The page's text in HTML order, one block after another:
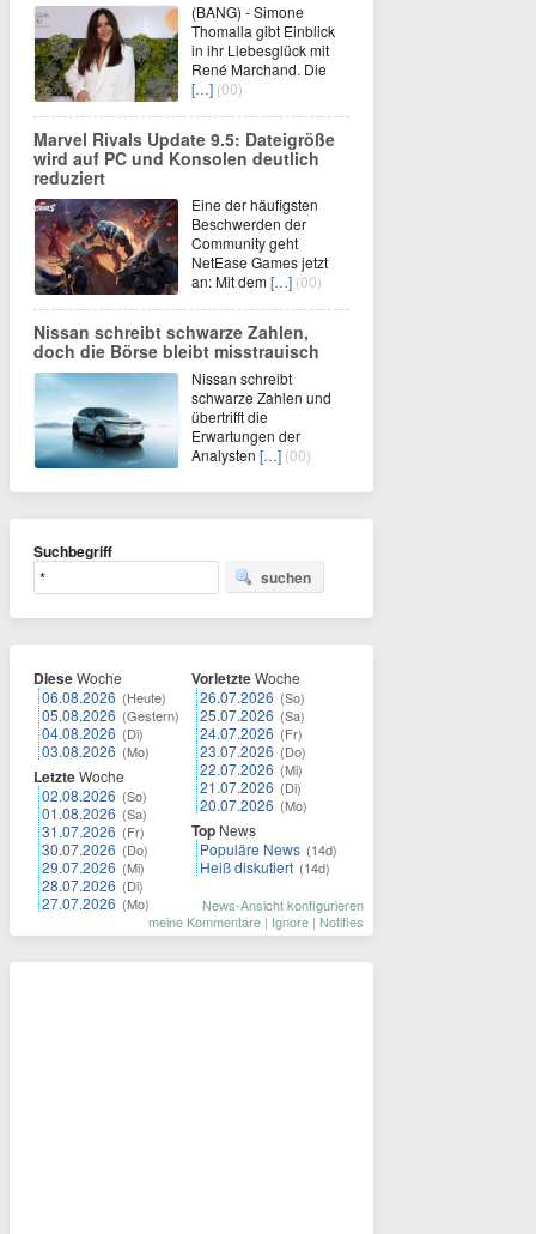
(BANG) - Simone
Thomalla gibt Einblick
in ihr Liebesglück mit
René Marchand. Die
[…] (00)
Marvel Rivals Update 9.5: Dateigröße
wird auf PC und Konsolen deutlich
reduziert
Eine der häufigsten
Beschwerden der
Community geht
NetEase Games jetzt
an: Mit dem[…] (00)
Nissan schreibt schwarze Zahlen,
doch die Börse bleibt misstrauisch
Nissan schreibt
schwarze Zahlen und
übertrifft die
Erwartungen der
Analysten […] (00)
Suchbegriff
suchen
DieseWoche
06.08.2026 (Heute)
05.08.2026 (Gestern)
04.08.2026 (Di)
03.08.2026 (Mo)
LetzteWoche
02.08.2026 (So)
01.08.2026 (Sa)
31.07.2026 (Fr)
30.07.2026 (Do)
29.07.2026 (Mi)
28.07.2026 (Di)
27.07.2026 (Mo)
VorletzteWoche
26.07.2026 (So)
25.07.2026 (Sa)
24.07.2026 (Fr)
23.07.2026 (Do)
22.07.2026 (Mi)
21.07.2026 (Di)
20.07.2026 (Mo)
Top News
Populäre News (14d)
Heiß diskutiert (14d)
News-Ansicht konfigurieren
meine Kommentare | Ignore | Notifies